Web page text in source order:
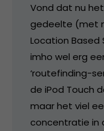
Vond dat nu
gedeelte (met
Location Based
imho wel erg
‘routefinding-
de iPod Touch
maar het viel
concentratie in